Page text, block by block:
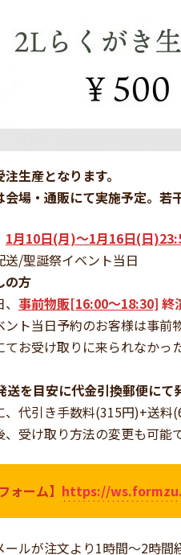
生産となります。
場・通販にて実施予定。若
1月10日(月)～1月16日(日
送/聖誕祭イベント当日
の方
事前物販[16:00〜18:30] 終
ト当日予約のお客様は事前
お受け取りに来られなかっ
送を目安に代金引換郵便にて
代引き手数料(315円)+送料
受け取り方法の変更も可能で
ォーム】 https://
ルが注文より1時間～2時間